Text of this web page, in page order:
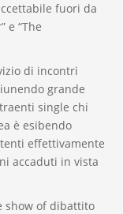
fuori da
e “The
di incontri
grande
single chi
è esibendo
effettivamente
accaduti in vista
show of dibattito